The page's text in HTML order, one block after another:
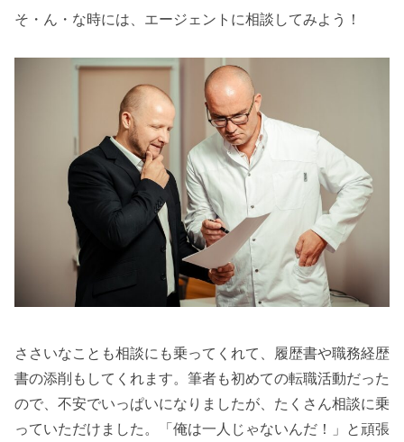
そ・ん・な時には、エージェントに相談してみよう！
ささいなことも相談にも乗ってくれて、履歴書や職務経歴
書の添削もしてくれます。筆者も初めての転職活動だった
ので、不安でいっぱいになりましたが、たくさん相談に乗
っていただけました。「俺は一人じゃないんだ！」と頑張